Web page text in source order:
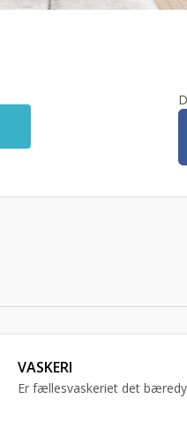
VASKERI
Er fællesvaskeriet det